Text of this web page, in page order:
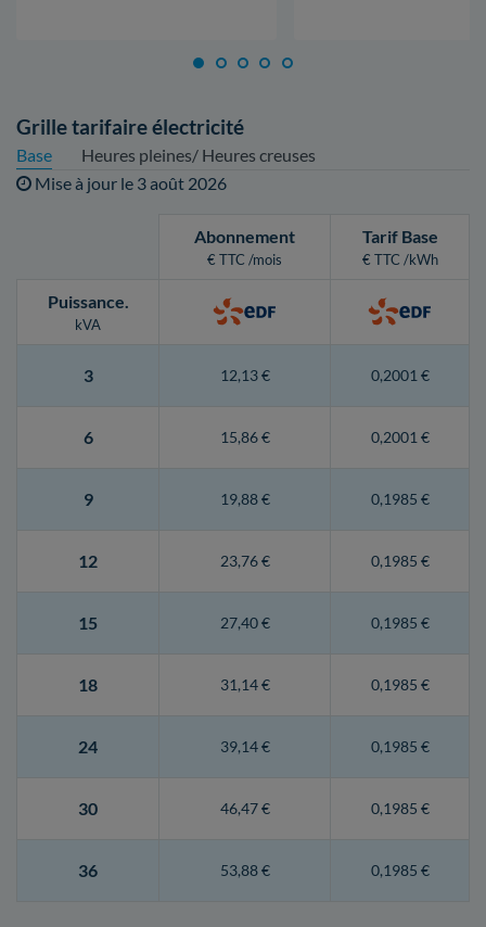
Grille tarifaire électricité
Base
Heures pleines/ Heures creuses
Mise à jour le 3 août 2026
Abonnement
€ TTC /mois
Tarif Base
€ TTC /kWh
Puissance.
kVA
3 12,13 € 0,2001 €
6 15,86 € 0,2001 €
9 19,88 € 0,1985 €
12 23,76 € 0,1985 €
15 27,40 € 0,1985 €
18 31,14 € 0,1985 €
24 39,14 € 0,1985 €
30 46,47 € 0,1985 €
36 53,88 € 0,1985 €